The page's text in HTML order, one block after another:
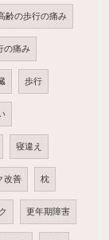
齢の歩行の痛み
の痛み
歩行
寝違え
改善 枕
更年期障害